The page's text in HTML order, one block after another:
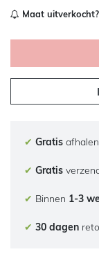
Maat uitverkocht?
✔ Gratis
✔ Gratis
✔ Binnen 1-3
✔ 30 dagen